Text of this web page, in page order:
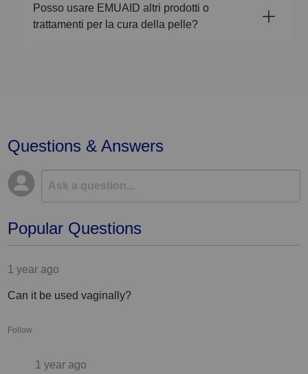
Posso usare EMUAID altri prodotti o
trattamenti per la cura della pelle?
Questions & Answers
Popular Questions
1 year ago
Can it be used vaginally?
Follow
1 year ago